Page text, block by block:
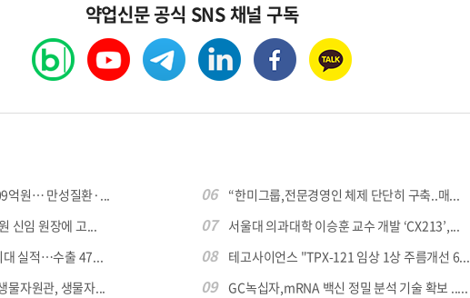
약업신문 공식 SNS 채널 구독
억원… 만성질환·...
신임 원장에 고...
대 실적…수출 47...
물자원관, 생물자...
06 “한미그룹,전문경영인 체제 단단히 구축..매...
07 서울대 의과대학 이승훈 교수 개발 ‘CX213’,...
08 테고사이언스 "TPX-121 임상 1상 주름개선 6...
09 GC녹십자,mRNA 백신 정밀 분석 기술 확보 .....